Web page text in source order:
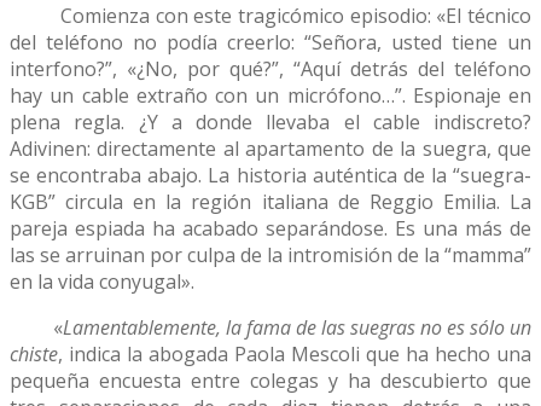
Comienza con este tragicómico episodio: «El técnico
del teléfono no podía creerlo: “Señora, usted tiene un
interfono?”, «¿No, por qué?”, “Aquí detrás del teléfono
hay un cable extraño con un micrófono…”. Espionaje en
plena regla. ¿Y a donde llevaba el cable indiscreto?
Adivinen: directamente al apartamento de la suegra, que
se encontraba abajo. La historia auténtica de la “suegra-
KGB” circula en la región italiana de Reggio Emilia. La
pareja espiada ha acabado separándose. Es una más de
las se arruinan por culpa de la intromisión de la “mamma”
en la vida conyugal».
«Lamentablemente, la fama de las suegras no es sólo un
chiste, indica la abogada Paola Mescoli que ha hecho una
pequeña encuesta entre colegas y ha descubierto que